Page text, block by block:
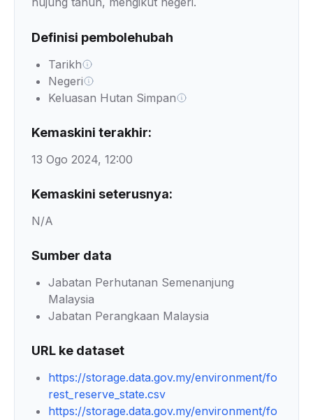
Definisi pembolehubah
Tarikh
Negeri
Keluasan Hutan Simpan
Kemaskini terakhir:
13 Ogo 2024, 12:00
Kemaskini seterusnya:
N/A
Sumber data
Jabatan Perhutanan Semenanjung
Malaysia
Jabatan Perangkaan Malaysia
URL ke dataset
https://storage.data.gov.my/environment/fo
rest_reserve_state.csv
https://storage.data.gov.my/environment/fo